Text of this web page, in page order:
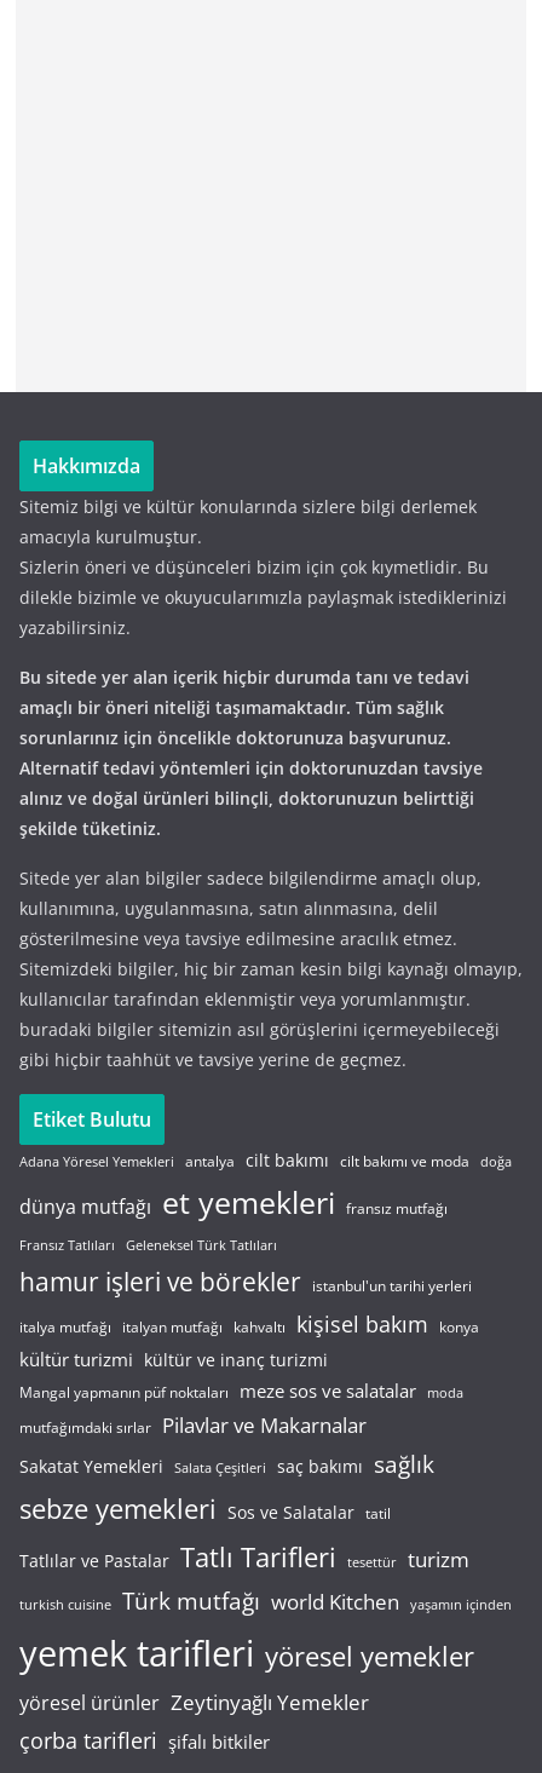
Hakkımızda
Sitemiz bilgi ve kültür konularında sizlere bilgi derlemek
amacıyla kurulmuştur.
Sizlerin öneri ve düşünceleri bizim için çok kıymetlidir. Bu
dilekle bizimle ve okuyucularımızla paylaşmak istediklerinizi
yazabilirsiniz.
Bu sitede yer alan içerik hiçbir durumda tanı ve tedavi
amaçlı bir öneri niteliği taşımamaktadır. Tüm sağlık
sorunlarınız için öncelikle doktorunuza başvurunuz.
Alternatif tedavi yöntemleri için doktorunuzdan tavsiye
alınız ve doğal ürünleri bilinçli, doktorunuzun belirttiği
şekilde tüketiniz.
Sitede yer alan bilgiler sadece bilgilendirme amaçlı olup,
kullanımına, uygulanmasına, satın alınmasına, delil
gösterilmesine veya tavsiye edilmesine aracılık etmez.
Sitemizdeki bilgiler, hiç bir zaman kesin bilgi kaynağı olmayıp,
kullanıcılar tarafından eklenmiştir veya yorumlanmıştır.
buradaki bilgiler sitemizin asıl görüşlerini içermeyebileceği
gibi hiçbir taahhüt ve tavsiye yerine de geçmez.
Etiket Bulutu
Adana Yöresel Yemekleri antalya cilt bakımı cilt bakımı ve moda doğa
dünya mutfağı et yemekleri fransız mutfağı
Fransız Tatlıları Geleneksel Türk Tatlıları
hamur işleri ve börekler istanbul'un tarihi yerleri
italya mutfağı italyan mutfağı kahvaltı kişisel bakım konya
kültür turizmi kültür ve inanç turizmi
Mangal yapmanın püf noktaları meze sos ve salatalar moda
mutfağımdaki sırlar Pilavlar ve Makarnalar
Sakatat Yemekleri Salata Çeşitleri saç bakımı sağlık
sebze yemekleri Sos ve Salatalar tatil
Tatlılar ve Pastalar Tatlı Tarifleri tesettür turizm
turkish cuisine Türk mutfağı world Kitchen yaşamın içinden
yemek tarifleri yöresel yemekler
yöresel ürünler Zeytinyağlı Yemekler
çorba tarifleri şifalı bitkiler